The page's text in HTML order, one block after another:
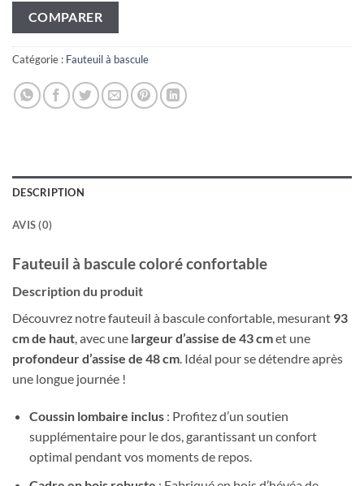
COMPARER
Catégorie : Fauteuil à bascule
DESCRIPTION
AVIS (0)
Fauteuil à bascule coloré confortable
Description du produit
Découvrez notre fauteuil à bascule confortable, mesurant 93
cm de haut, avec une largeur d’assise de 43 cmet une
profondeur d’assise de 48 cm. Idéal pour se détendre après
une longue journée !
Coussin lombaire inclus: Profitez d’un soutien
supplémentaire pour le dos, garantissant un confort
optimal pendant vos moments de repos.